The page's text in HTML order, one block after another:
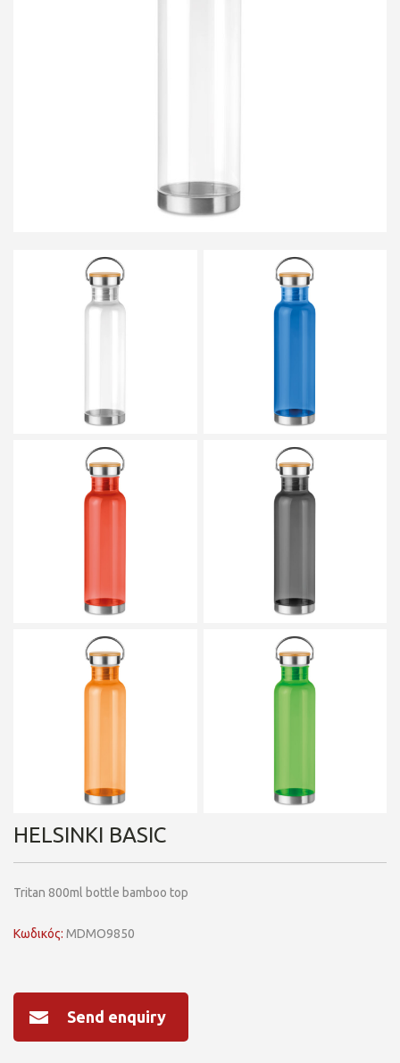
HELSINKI BASIC
Tritan 800ml bottle bamboo top
Κωδικός: MDMO9850
Send enquiry